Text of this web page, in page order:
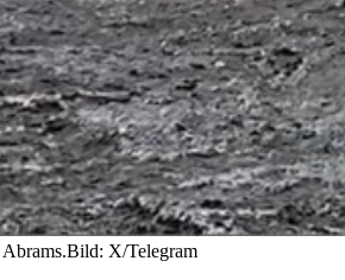
Bild: X/Telegram